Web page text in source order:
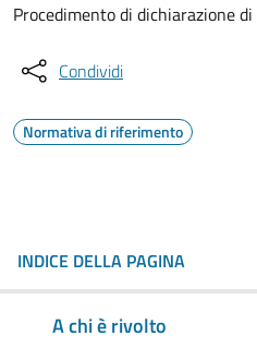
Procedimento di dichiarazione
Condividi
Normativa di riferimento
INDICE DELLA PAGINA
A chi è rivolto